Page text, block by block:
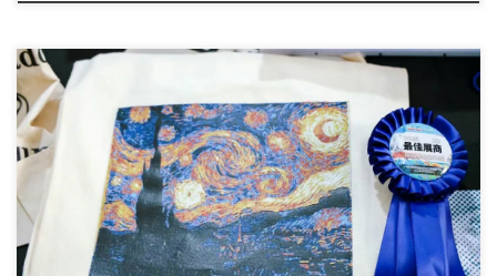
Maker Faire Shenzhen 2025 Comes to a Successful Cl […]